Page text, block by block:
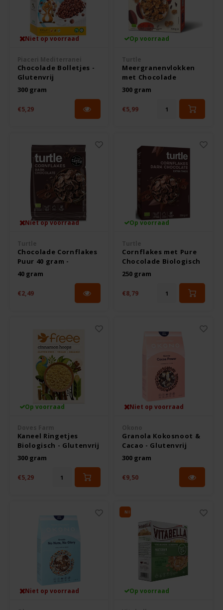
Mixwell
Nutrifree
Odenwald
OKONO
Old El Paso
Onoff Spices
Peak's Free From
Piaceri Mediterranei
Poensgen
Riso Scotti
Rosies
Schär
Schnitzer
Swiet Moffo
Tasty Me
Niet op voorraad
Chocolade Bolletjes -
Glutenvrij
300 gram
€5,29
Op voorraad
Meergranenvlokken
met Chocolade
Biologisch 300 gram -
Glutenvrij
300 gram
€5,99
Niet op voorraad
Chocolade Cornflakes
Puur 40 gram -
Glutenvrij
40 gram
€2,49
Op voorraad
Cornflakes met Pure
Chocolade Biologisch
250 gram - Glutenvrij
250 gram
€8,79
Op voorraad
Kaneel Ringetjes
Biologisch - Glutenvrij
300 gram
€5,29
Niet op voorraad
Granola Kokosnoot &
Cacao - Glutenvrij
300 gram
€9,50
Niet op voorraad
NIEUW
Op voorraad